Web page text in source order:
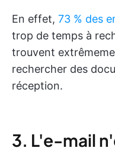
En effet, 73 % des
trop de temps à
trouvent
rechercher des
réception.
3. L'e-mail